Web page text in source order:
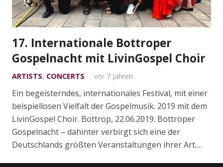
17. Internationale Bottroper
Gospelnacht mit LivinGospel Choir
ARTISTS, CONCERTS vor 7 Jahren
Ein begeisterndes, internationales Festival, mit einer
beispiellosen Vielfalt der Gospelmusik. 2019 mit dem
LivinGospel Choir. Bottrop, 22.06.2019. Bottroper
Gospelnacht – dahinter verbirgt sich eine der
Deutschlands größten Veranstaltungen ihrer Art.…